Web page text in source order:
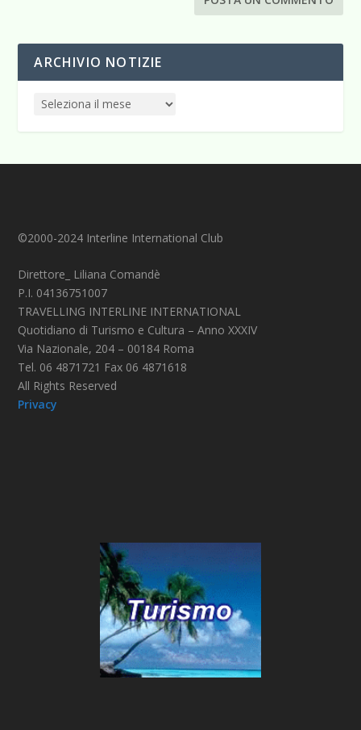
ARCHIVIO NOTIZIE
©2000-2024 Interline International Club
Direttore_ Liliana Comandè
P.I. 04136751007
TRAVELLING INTERLINE INTERNATIONAL
Quotidiano di Turismo e Cultura – Anno XXXIV
Via Nazionale, 204 – 00184 Roma
Tel. 06 4871721 Fax 06 4871618
All Rights Reserved
Privacy